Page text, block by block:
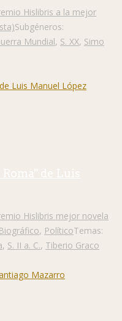
Hislibris a la mejor
Subgéneros:
Mundial, S. XX, Simo
de Luis
Hislibris mejor novela
Biográfico, PolíticoTemas:
, S. II a. C., Tiberio Graco